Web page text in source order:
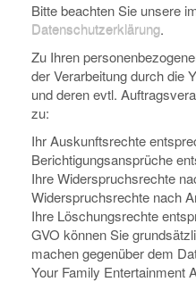
Bitte beachten Sie unsere
Datenschutzerklärung.
Zu Ihren
der Verarbeitung durch die
und deren evtl.
zu:
Ihr Auskunftsrechte
Berichtigungsansprüche
Ihre Widerspruchsrechte
Widerspruchsrechte nach
Ihre Löschungsrechte
GVO können Sie
machen gegenüber dem
Your Family Entertainment